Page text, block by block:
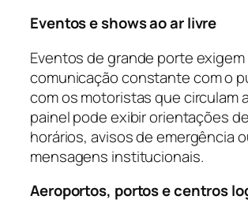
Eventos e shows ao ar livre
Eventos de grande porte exigem
comunicação constante com o
com os motoristas que circulam
painel pode exibir orientações
horários, avisos de emergência
mensagens institucionais.
Aeroportos, portos e centros